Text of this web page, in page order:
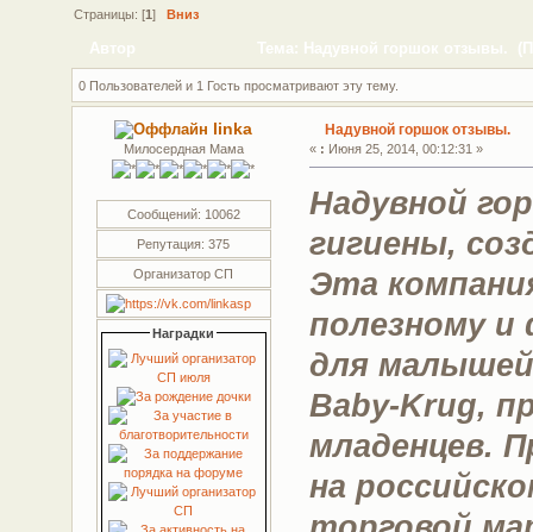
Страницы: [1] Вниз
Автор Тема: Надувной горшок отзывы.
0 Пользователей и 1 Гость просматривают эту тему.
linka
Милосердная Мама
Сообщений: 10062
Репутация: 375
Организатор СП
Наградки
Надувной горшок отзывы.
« : Июня 25, 2014, 00:12:31 »
Надувной
гигиены,
Эта
полезному и
для малышей
Baby-Krug,
младенцев.
на